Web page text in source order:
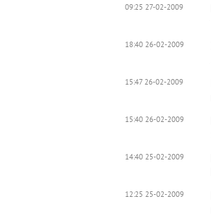
09:25 27-02-2009
18:40 26-02-2009
15:47 26-02-2009
15:40 26-02-2009
14:40 25-02-2009
12:25 25-02-2009